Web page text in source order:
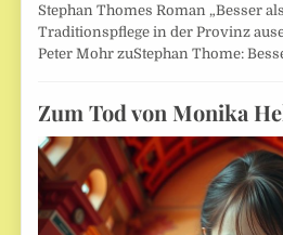
Stephan Thomes Roman „Besser
Traditionspflege in der Provinz
Peter Mohr zuStephan Thome:
Zum Tod von Monika